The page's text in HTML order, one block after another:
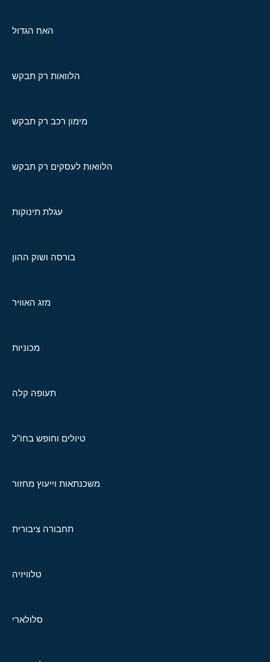
האח הגדול
הלוואות רק תבקש
מימון רכב רק תבקש
הלוואות לעסקים רק תבקש
עגלת תינוקות
בורסה ושוק ההון
מזג האוויר
מכוניות
תעופה קלה
טיולים וחופש בחו"ל
משכנתאות וייעוץ מחזור
תחבורה ציבורית
טלוויזיה
סלולארי